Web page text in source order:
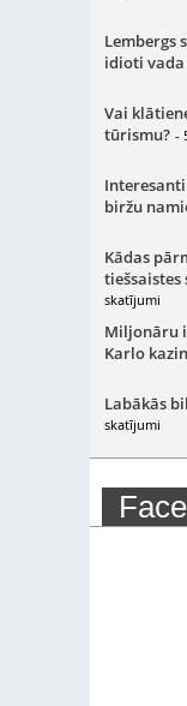
Lembergs
idioti vada
Vai
tūrismu? -
biržu
Kādas
tiešsaistes
skatījumi
Miljonāru
Karlo
Labākās
skatījumi